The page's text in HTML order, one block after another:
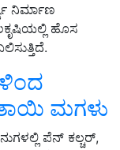
ನಿರ್ಮಾಣ
ಹೊಸ
ಮಗಳು
ಪೆನ್ ಕಲ್ಚರ್,